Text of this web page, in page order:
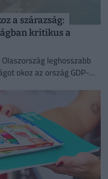
a szárazság:
kritikus a
leghosszabb
okoz az ország GDP-